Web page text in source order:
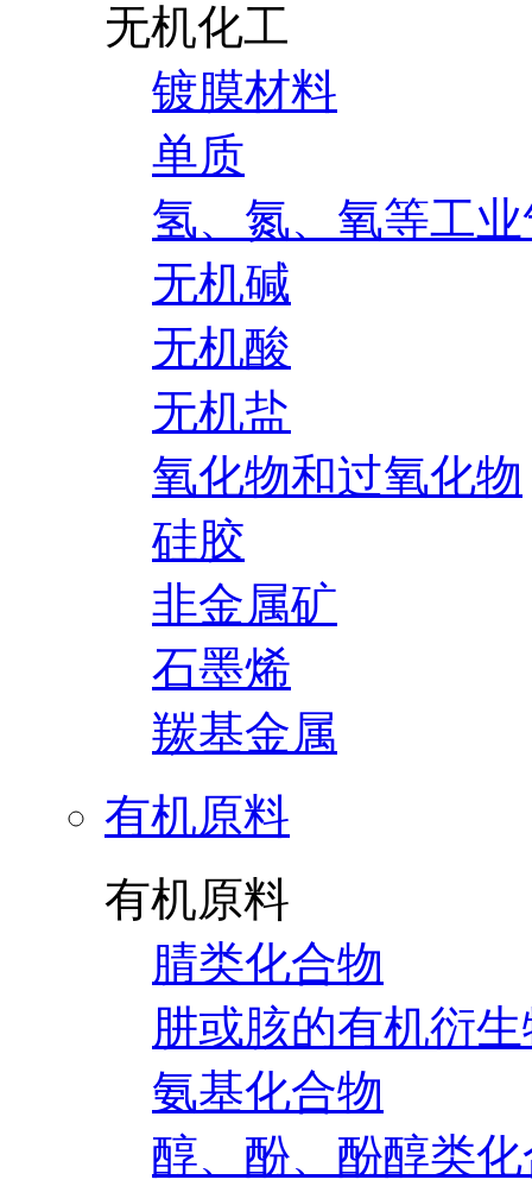
无机化工
镀膜材料
单质
氢、氮、氧等工
无机碱
无机酸
无机盐
氧化物和过氧化物
硅胶
非金属矿
石墨烯
羰基金属
有机原料
有机原料
腈类化合物
肼或胲的有机衍
氨基化合物
醇、酚、酚醇类